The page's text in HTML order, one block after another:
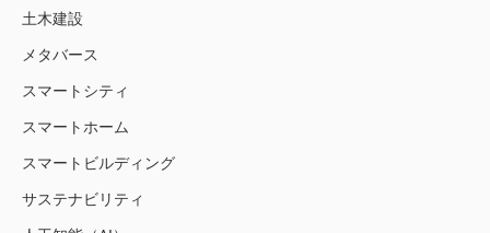
土木建設
メタバース
スマートシティ
スマートホーム
スマートビルディング
サステナビリティ